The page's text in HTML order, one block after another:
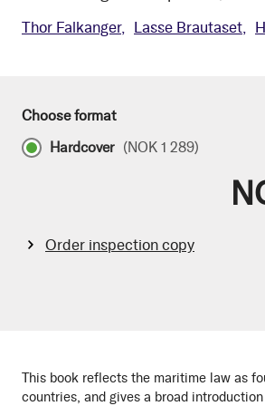
Thor Falkanger Lasse Brautaset
This book reflects the maritime law as
countries, and gives a broad
Choose format
Hardcover (NOK 1 289)
Order inspection copy